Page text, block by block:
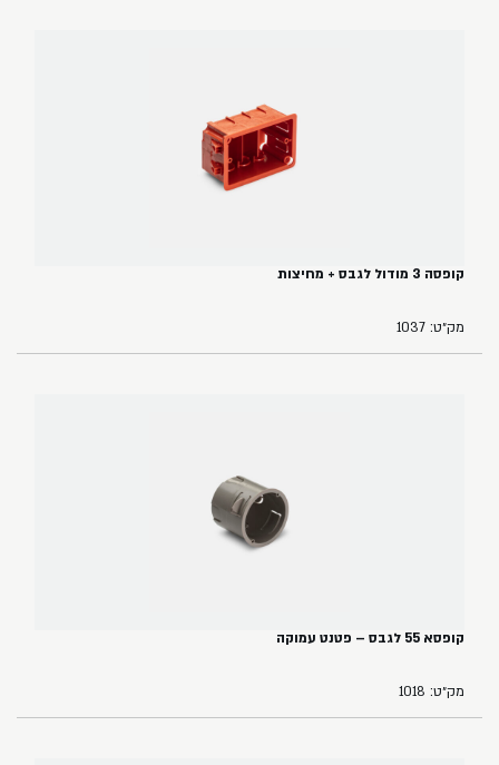
קופסה 3 מודול לגבס + מחיצות
מק״ט: 1037
קופסא 55 לגבס – פטנט עמוקה
מק״ט: 1018